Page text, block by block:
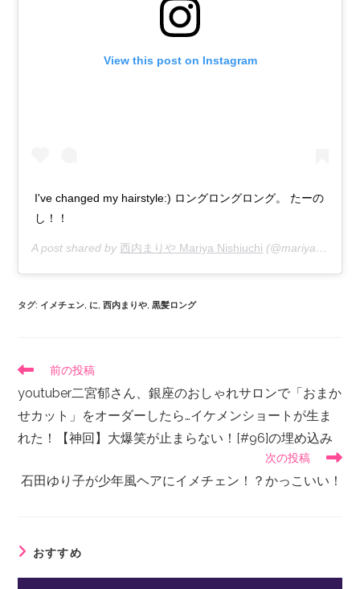
View this post on Instagram
I've changed my hairstyle:) ロングロングロング。 たーの
し！！
A post shared by西内まりや Mariya Nishiuchi (@mariya_nishiuchi_official) on
タグ: イメチェン, に, 西内まりや, 黒髪ロング
前の投稿
youtuber二宮郁さん、銀座のおしゃれサロンで「おまか
せカット」をオーダーしたら…イケメンショートが生ま
れた！【神回】大爆笑が止まらない！[#96]の埋め込み
次の投稿
石田ゆり子が少年風ヘアにイメチェン！？かっこいい！
おすすめ